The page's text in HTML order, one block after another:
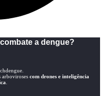
a dengue?
arboviroses com drones e inteligência